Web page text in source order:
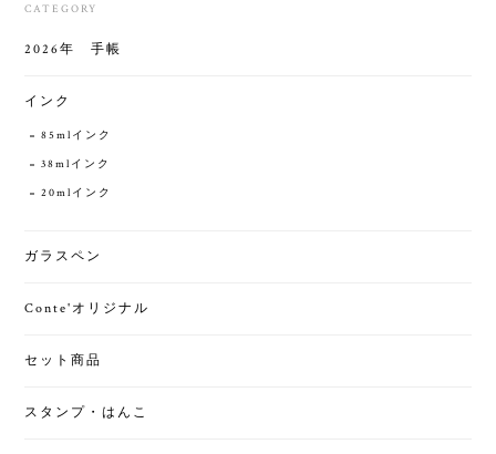
CATEGORY
2026年 手帳
インク
85mlインク
38mlインク
20mlインク
ガラスペン
Conte'オリジナル
セット商品
スタンプ・はんこ